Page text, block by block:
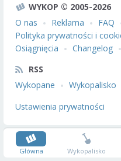
WYKOP © 2005-2026
O nas
Reklama FAQ
Polityka prywatności i
Osiągnięcia
Changelog
RSS
Wykopane
Wykopalisko
Ustawienia prywatności
Główna Wykopalisko